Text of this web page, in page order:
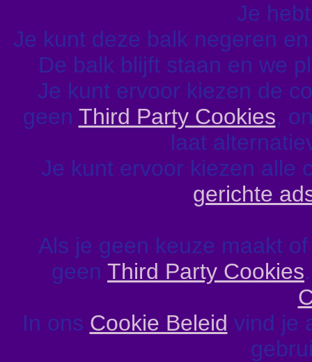
Je
Je kunt deze balk negeren
De balk blijft staan en we
Je kunt ervoor kiezen de
geen Third Party Cookies,
laat
Je kunt ervoor kiezen alle
gerichte
Als je geen keuze maakt
geen Third Party Cookies
In ons Cookie Beleid vind je